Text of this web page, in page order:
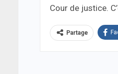
Cour de justice.
Partage